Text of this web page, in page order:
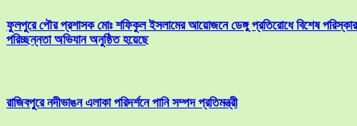
ফুলপুরে পৌর প্রশাসক মোঃ শফিকুল ইসলামের আয়োজনে ডেঙ্গু প্রতিরোধে বিশেষ পরিস্কার
পরিচ্ছন্নতা অভিযান অনুষ্ঠিত হয়েছে
রাজিবপুরে নদীভাঙন এলাকা পরিদর্শনে পানি সম্পদ প্রতিমন্ত্রী